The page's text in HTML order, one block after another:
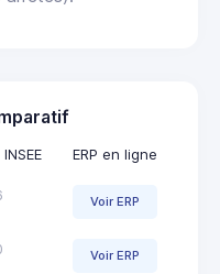
ERP en ligne
Voir ERP
Voir ERP